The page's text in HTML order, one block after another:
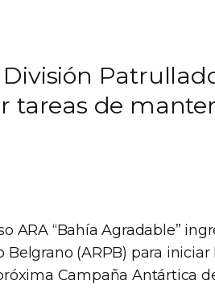
tareas de
ARA “Bahía Agradable”
Belgrano (ARPB) para
Campaña Antártica